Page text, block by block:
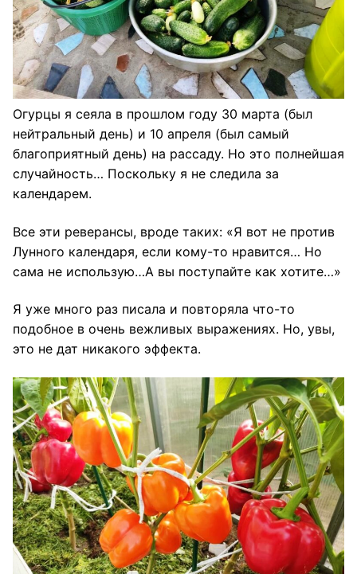
Огурцы я сеяла в прошлом году 30 марта (был
нейтральный день) и 10 апреля (был самый
благоприятный день) на рассаду. Но это полнейшая
случайность… Поскольку я не следила за
календарем.
Все эти реверансы, вроде таких: «Я вот не против
Лунного календаря, если кому-то нравится… Но
сама не использую…А вы поступайте как хотите…»
Я уже много раз писала и повторяла что-то
подобное в очень вежливых выражениях. Но, увы,
это не дат никакого эффекта.